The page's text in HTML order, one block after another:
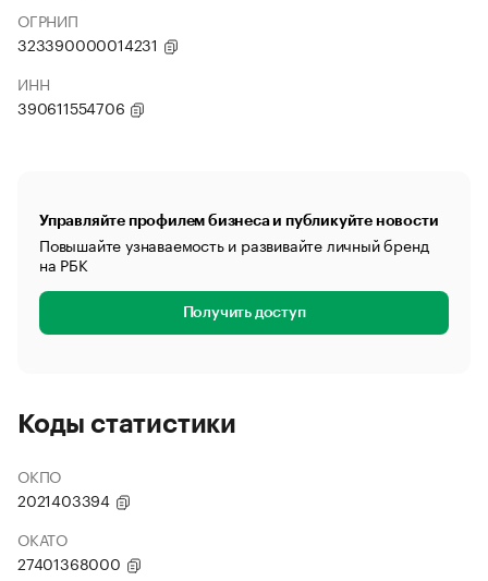
ОГРНИП
323390000014231
ИНН
390611554706
Управляйте профилем бизнеса и публикуйте новости
Повышайте узнаваемость и развивайте личный бренд
на РБК
Получить доступ
Коды статистики
ОКПО
2021403394
ОКАТО
27401368000